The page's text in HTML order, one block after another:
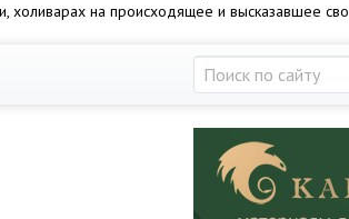
холиварах на происходящее и высказавшее